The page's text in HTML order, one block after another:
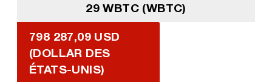
29 WBTC (WBTC)
798 287,09 USD
(DOLLAR DES
ÉTATS-UNIS)